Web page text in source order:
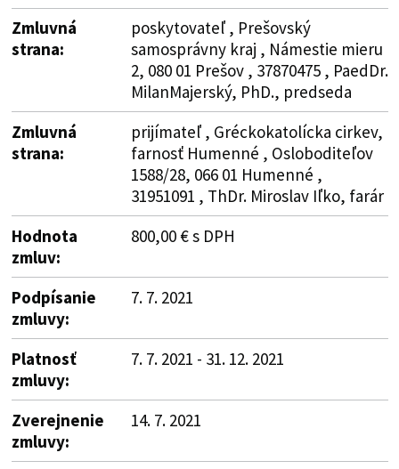
Zmluvná
strana:
poskytovateľ , Prešovský
samosprávny kraj , Námestie mieru
2, 080 01 Prešov , 37870475 , PaedDr.
MilanMajerský, PhD., predseda
Zmluvná
strana:
prijímateľ , Gréckokatolícka cirkev,
farnosť Humenné , Osloboditeľov
1588/28, 066 01 Humenné ,
31951091 , ThDr. Miroslav Iľko, farár
Hodnota
zmluv:
800,00 € s DPH
Podpísanie
zmluvy:
7. 7. 2021
Platnosť
zmluvy:
7. 7. 2021 - 31. 12. 2021
Zverejnenie
zmluvy:
14. 7. 2021